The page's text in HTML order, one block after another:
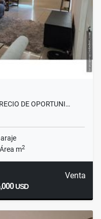
DE OPORTUNI…
Área m2
Venta
USD